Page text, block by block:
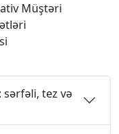
Müştəri
sərfəli, tez və